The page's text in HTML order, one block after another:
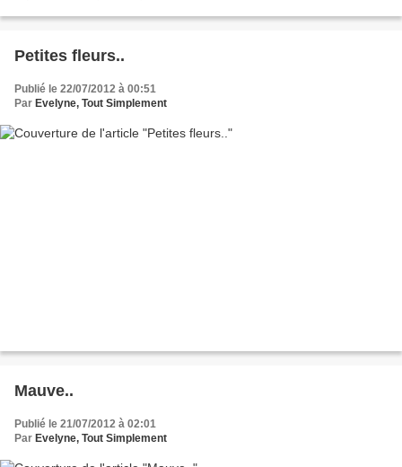
Petites fleurs..
Publié le 22/07/2012 à 00:51
Par Evelyne, Tout Simplement
Mauve..
Publié le 21/07/2012 à 02:01
Par Evelyne, Tout Simplement